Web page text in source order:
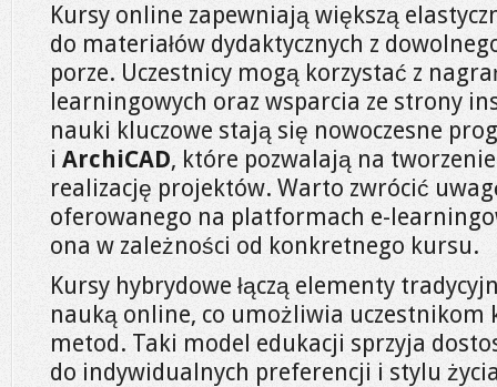
Kursy online zapewniają większą
do materiałów dydaktycznych z
porze. Uczestnicy mogą korzystać z
learningowych oraz wsparcia ze strony
nauki kluczowe stają się nowoczesne
i ArchiCAD, które pozwalają na
realizację projektów. Warto zwrócić
oferowanego na platformach e-
ona w zależności od konkretnego kursu.
Kursy hybrydowe łączą elementy
nauką online, co umożliwia uczestnikom
metod. Taki model edukacji sprzyja
do indywidualnych preferencji i stylu